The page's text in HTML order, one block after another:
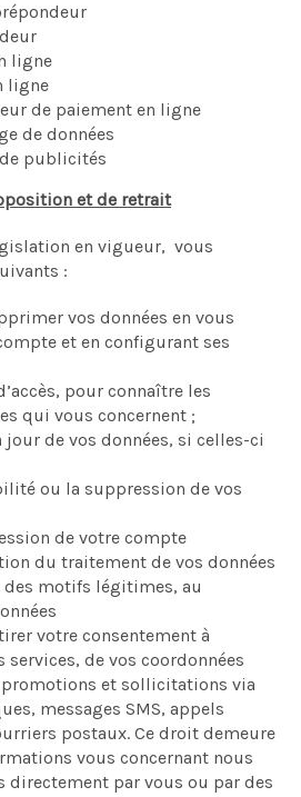
ligne
ligne
de paiement en ligne
de données
publicités
et de retrait
en vigueur, vous
:
vos données en vous
et en configurant ses
pour connaître les
qui vous concernent ;
jour de vos données, si celles-ci
ou la suppression de vos
de votre compte
du traitement de vos données
des motifs légitimes, au
votre consentement à
de vos coordonnées
promotions et sollicitations via
messages SMS, appels
postaux. Ce droit demeure
vous concernant nous
directement par vous ou par des